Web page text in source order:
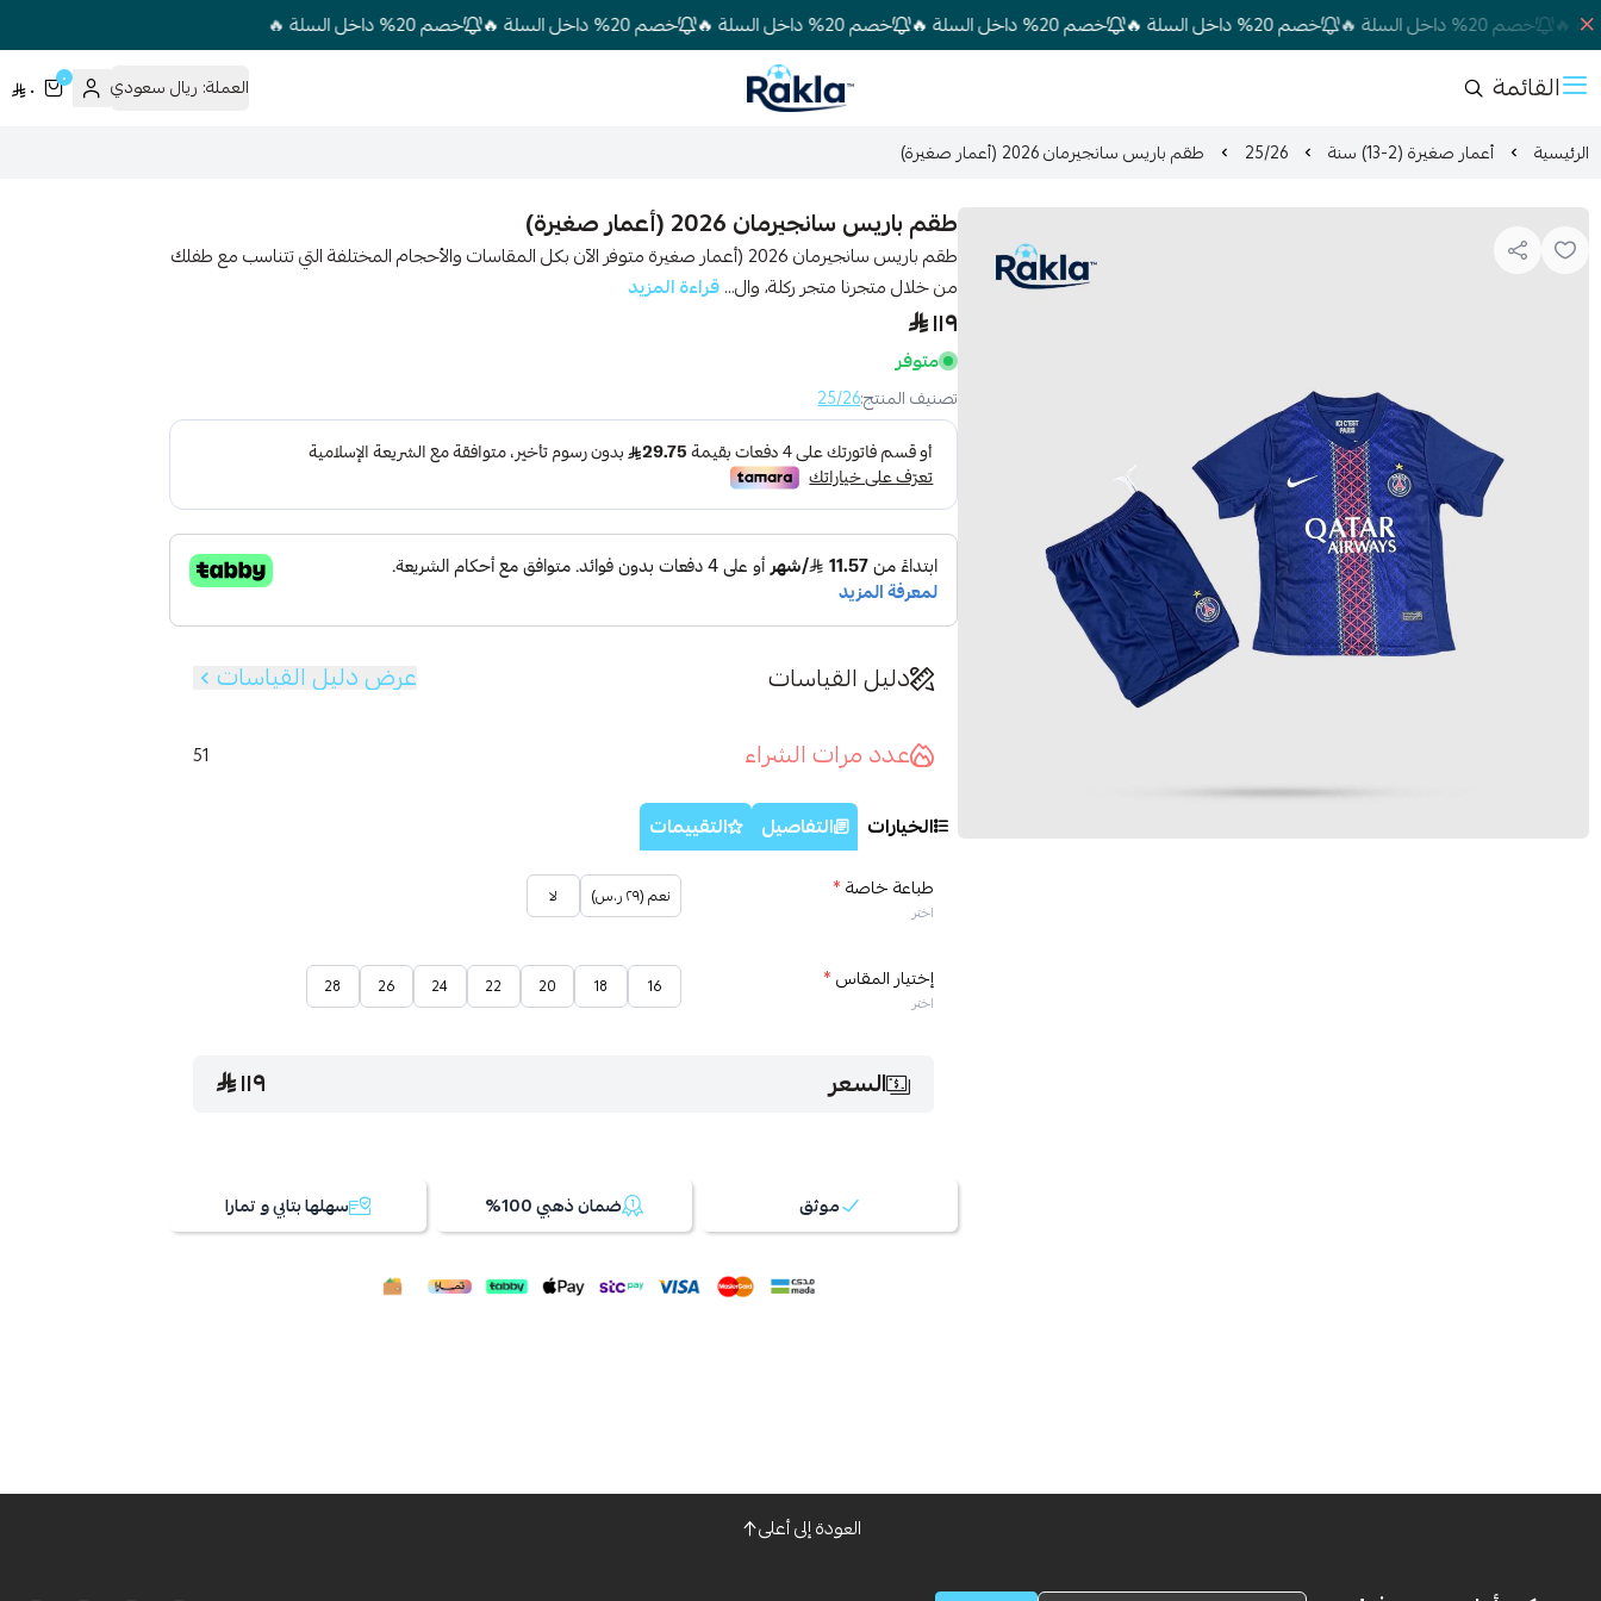
خصم 20% داخل السلة 🔥 خصم 20% داخل السلة 🔥 خصم 20% داخل السلة 🔥 خصم 20% داخل السلة 🔥 خصم 20% داخل السلة 🔥 خصم 20% داخل السلة 🔥
القائمة Rakla العملة: ريال سعودي ٠ ٠
الرئيسية أعمار صغيرة (2-13) سنة 25/26 طقم باريس سانجيرمان 2026 (أعمار صغيرة)
طقم باريس سانجيرمان 2026 (أعمار صغيرة)
طقم باريس سانجيرمان 2026 (أعمار صغيرة متوفر الآن بكل المقاسات والأحجام المختلفة التي تتناسب مع طفلك
من خلال متجرنا متجر ركلة، وال...قراءة المزيد
١١٩
متوفر
تصنيف المنتج:25/26
دليل القياسات
عرض دليل القياسات
عدد مرات الشراء
51
الخيارات التفاصيل التقييمات
طباعة خاصة*
اختر
نعم (٢٩ ر.س) لا
إختيار المقاس*
اختر
16
18
20
22
24
26
28
السعر ١١٩
موثق ضمان ذهبي 100% سهلها بتابي و تمارا
العودة إلى أعلى